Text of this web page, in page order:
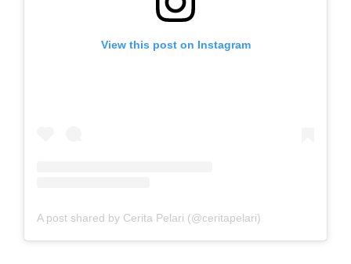
View this post on Instagram
A post shared by Cerita Pelari (@ceritapelari)